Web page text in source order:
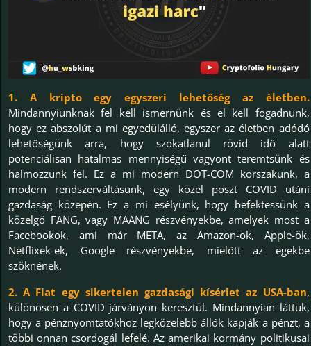
1. A kripto egy egyszeri lehetőség az életben.
Mindannyiunknak fel kell ismernünk és el kell fogadnunk,
hogy ez abszolút a mi egyedülálló, egyszer az életben adódó
lehetőségünk arra, hogy szokatlanul rövid idő alatt
potenciálisan hatalmas mennyiségű vagyont teremtsünk és
halmozzunk fel. Ez a mi modern DOT-COM korszakunk, a
modern rendszerváltásunk, egy közel poszt COVID utáni
gazdaság közepén. Ez a mi esélyünk, hogy befektessünk a
közelgő FANG, vagy MAANG részvényekbe, amelyek most a
Facebookok, ami már META, az Amazon-ok, Apple-ök,
Netflixek-ek, Google részvényekbe, mielőtt az egekbe
szöknének.
2. A Fiat egy sikertelen gazdasági kísérlet az USA-ban,
különösen a COVID járványon keresztül. Mindannyian láttuk,
hogy a pénznyomtatókhoz legközelebb állók kapják a pénzt, a
többi onnan csordogál lefelé. Az amerikai kormány politikusai